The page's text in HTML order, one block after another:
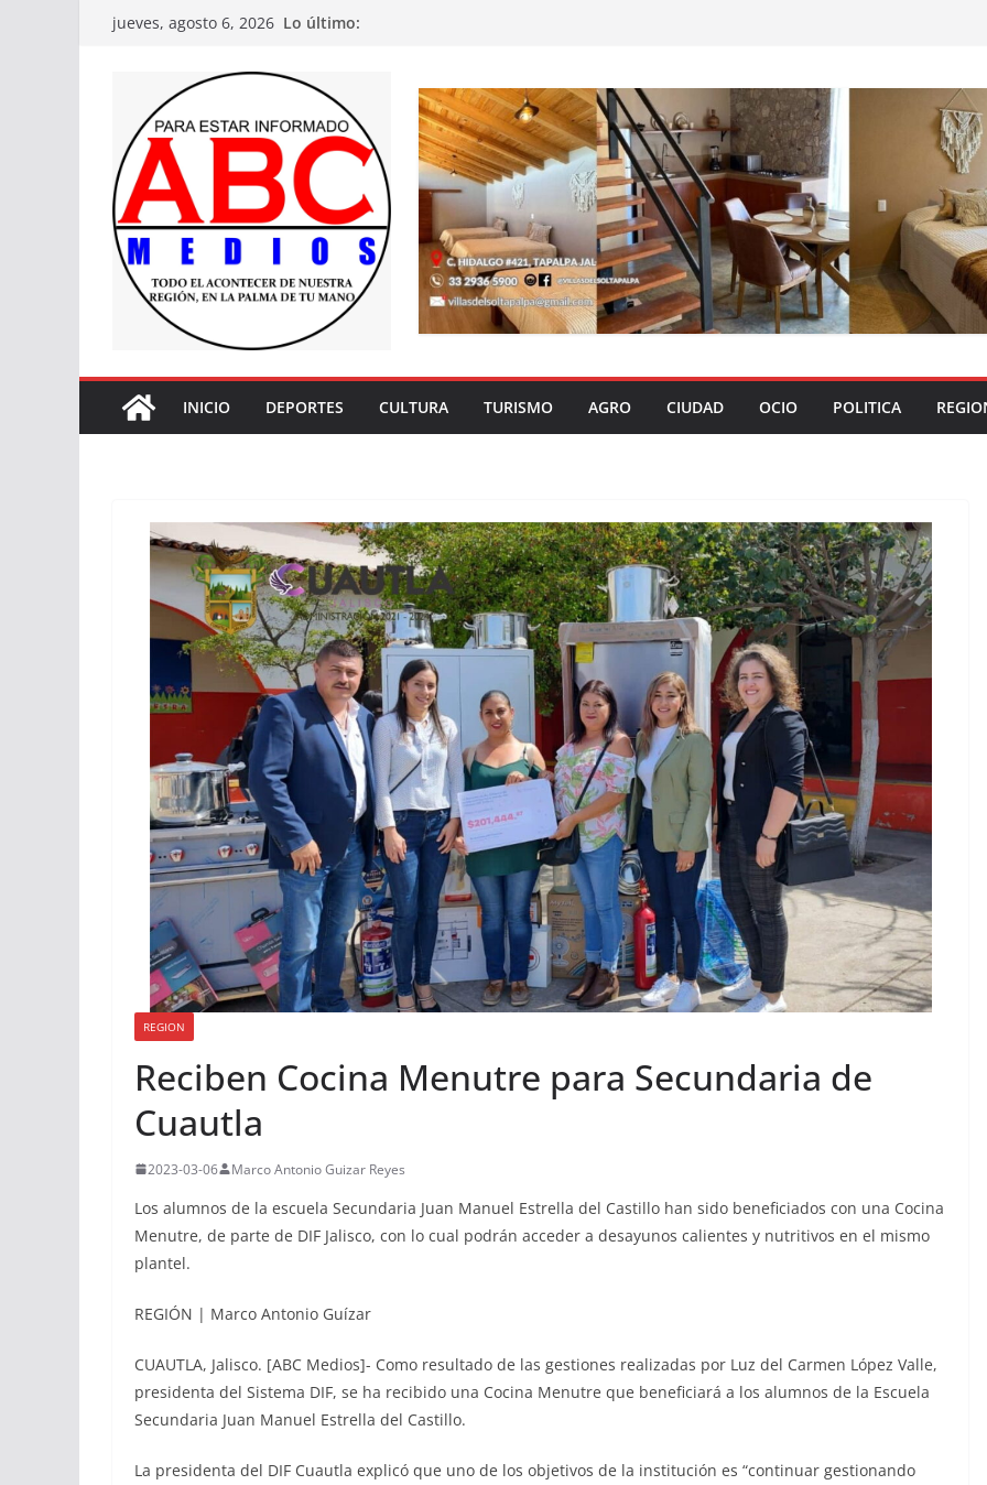
Saltarjueves, agosto 6, 2026 Lo último:
INICIO DEPORTES CULTURA TURISMO AGRO CIUDAD OCIO POLITICA
REGION
Reciben Cocina Menutre para Secundaria de
Cuautla
2023-03-06 Marco Antonio Guizar Reyes
Los alumnos de la escuela Secundaria Juan Manuel Estrella del Castillo han sido beneficiados con una Cocina
Menutre, de parte de DIF Jalisco, con lo cual podrán acceder a desayunos calientes y nutritivos en el mismo
plantel.
REGIÓN | Marco Antonio Guízar
CUAUTLA, Jalisco. [ABC Medios]- Como resultado de las gestiones realizadas por Luz del Carmen López Valle,
presidenta del Sistema DIF, se ha recibido una Cocina Menutre que beneficiará a los alumnos de la Escuela
Secundaria Juan Manuel Estrella del Castillo.
La presidenta del DIF Cuautla explicó que uno de los objetivos de la institución es “continuar gestionando